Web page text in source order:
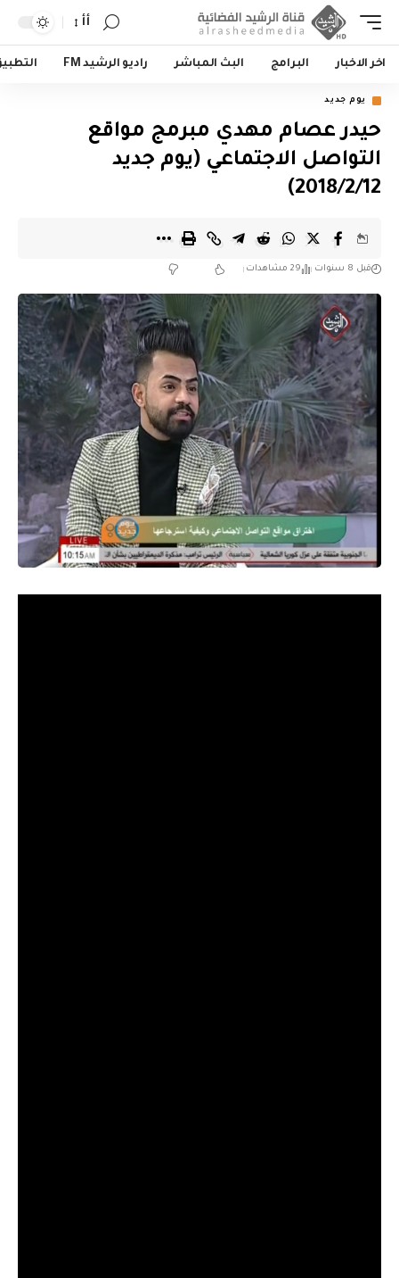
أأ
اخر الاخبار البرامج البث المباشر راديو الرشيد FM
يوم جديد
حيدر عصام مهدي مبرمج مواقع
التواصل الاجتماعي (يوم جديد
2018/2/12)
قبل 8 سنوات 29 مشاهدات